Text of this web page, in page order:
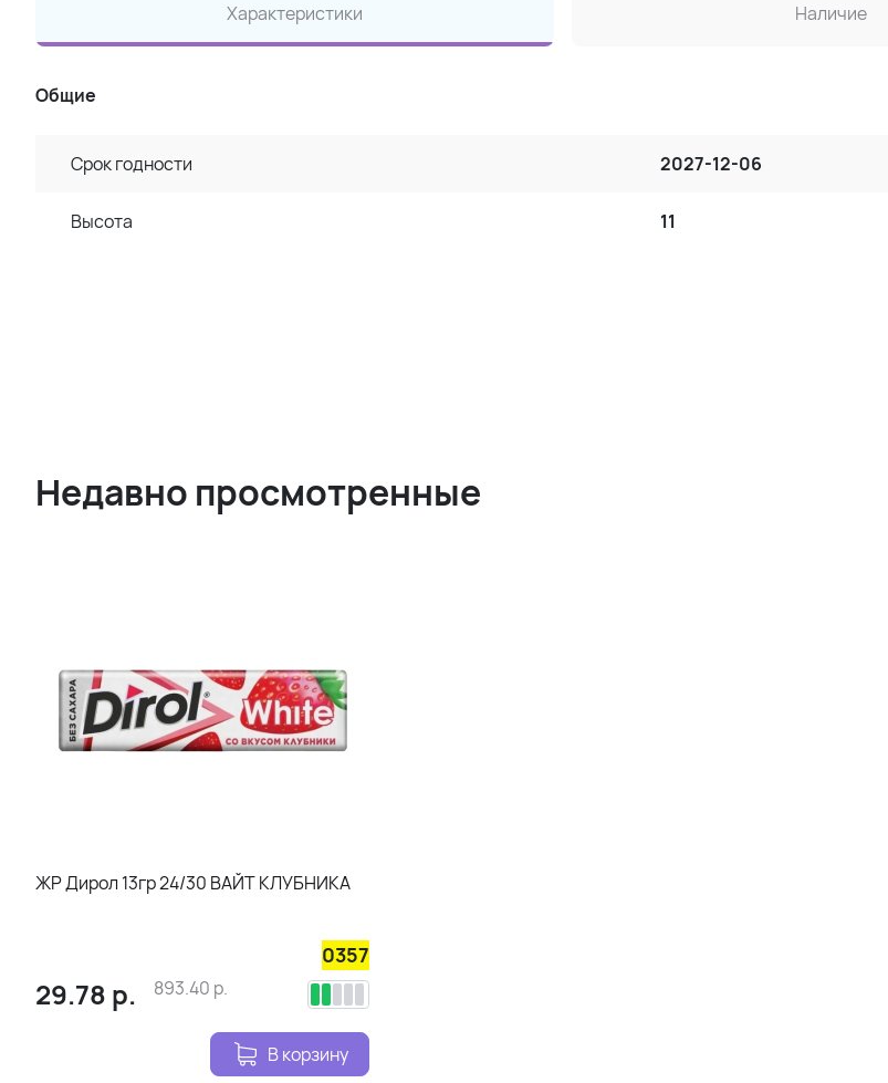
Характеристики Наличие
Общие
Срок годности 2027-12-06
Высота 11
Недавно просмотренные
ЖР Дирол 13гр 24/30 ВАЙТ КЛУБНИКА
0357
29.78 р. 893.40 р.
В корзину